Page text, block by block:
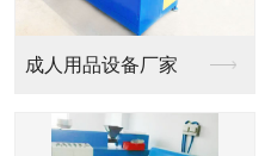
成人用品设备厂家